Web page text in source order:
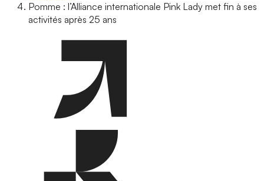
Pomme : l’Alliance internationale Pink Lady met fin à ses
activités après 25 ans